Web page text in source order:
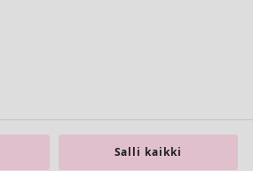
Salli kaikki